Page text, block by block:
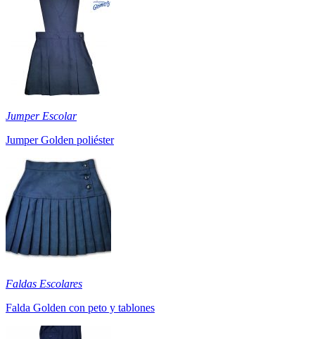
Jumper Escolar
Jumper Golden poliéster
Faldas Escolares
Falda Golden con peto y tablones